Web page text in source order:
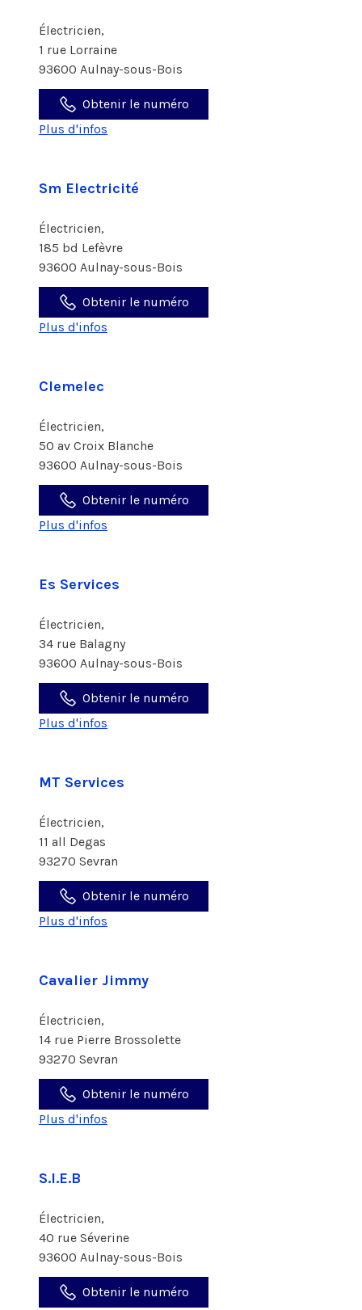
Électricien,
1 rue Lorraine
93600 Aulnay-sous-Bois
Obtenir le numéro
Plus d'infos
Sm Electricité
Électricien,
185 bd Lefèvre
93600 Aulnay-sous-Bois
Obtenir le numéro
Plus d'infos
Clemelec
Électricien,
50 av Croix Blanche
93600 Aulnay-sous-Bois
Obtenir le numéro
Plus d'infos
Es Services
Électricien,
34 rue Balagny
93600 Aulnay-sous-Bois
Obtenir le numéro
Plus d'infos
MT Services
Électricien,
11 all Degas
93270 Sevran
Obtenir le numéro
Plus d'infos
Cavalier Jimmy
Électricien,
14 rue Pierre Brossolette
93270 Sevran
Obtenir le numéro
Plus d'infos
S.I.E.B
Électricien,
40 rue Séverine
93600 Aulnay-sous-Bois
Obtenir le numéro